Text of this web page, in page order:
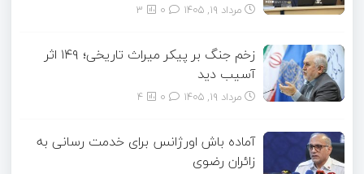
مرداد ۱۹, ۱۴۰۵ 3
زخم جنگ بر پیکر میراث تاریخی؛ ۱۴۹ اثر
آسیب دید
مرداد ۱۹, ۱۴۰۵ 4
آماده باش اورژانس برای خدمت رسانی به
زائران رضوی